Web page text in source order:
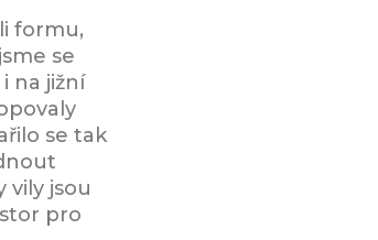
formu,
se
na jižní
se tak
vily jsou
pro